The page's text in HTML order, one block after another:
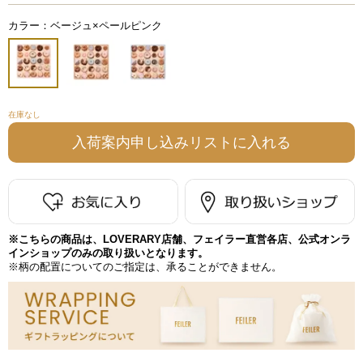
カラー：ベージュ×ペールピンク
在庫なし
※こちらの商品は、LOVERARY店舗、フェイラー直営各店、公式オンラ
インショップのみの取り扱いとなります。
※柄の配置についてのご指定は、承ることができません。